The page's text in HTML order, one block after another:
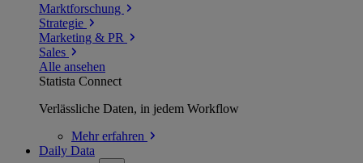
Marktforschung
Strategie
Marketing & PR
Sales
Alle ansehen
Statista Connect
Verlässliche Daten, in jedem Workflow
Mehrerfahren
Daily Data